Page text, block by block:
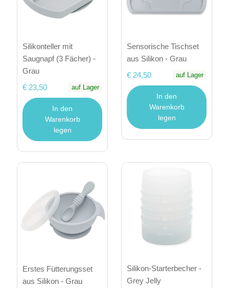
Silikonteller mit
Saugnapf (3 Fächer) -
Grau
€ 23,50
auf Lager
In den
Warenkorb
legen
Sensorische Tischset
aus Silikon - Grau
€ 24,50
auf Lager
In den
Warenkorb
legen
Erstes Fütterungsset
aus Silikon - Grau
Silikon-Starterbecher -
Grey Jelly